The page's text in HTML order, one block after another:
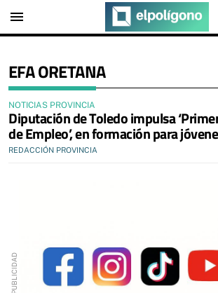
menu
EFA ORETANA
NOTICIAS PROVINCIA
Diputación de Toledo impulsa
de Empleo’, en formación para
REDACCIÓN PROVINCIA